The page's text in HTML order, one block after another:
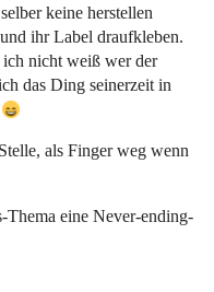
keine herstellen
ihr Label draufkleben.
nicht weiß wer der
das Ding seinerzeit in
als Finger weg wenn
Thema eine Never-ending-